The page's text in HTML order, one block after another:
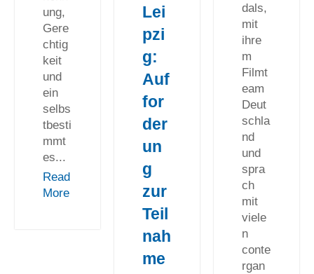
ung,
Gere
chtig
keit
und
ein
selbs
tbesti
mmt
es...
Read
More
dals,
mit
ihre
m
Filmt
eam
Deut
schla
nd
und
spra
ch
mit
viele
n
conte
rgan
Lei
pzi
g:
Auf
for
der
un
g
zur
Teil
nah
me